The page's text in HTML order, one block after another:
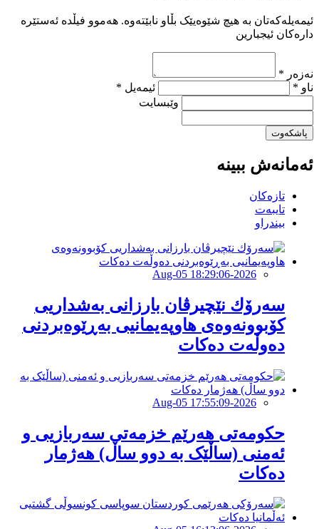
ئیمەیلەکەتان بە هیچ شێوەیێک بڵاو نابێتەوە. هەموو فیڵدە ئەستێرە
دارەکان ئیجبارین
نەزەر *
ناو *
ئیمەیل *
وێبسایت
پاشکەوت
ئەمانەش ببینە
تازەکان
تایبەت
بیندراو
2026-Aug-05 18:29:06
سەرۆك نێچیرڤان بارزانی بەشداریی
كۆبوونەوەی هاوپەیمانیی بەڕێوەبردنی
دەوڵەت دەكات
2026-Aug-05 17:55:09
حكومەتی هەرێم خزمەتی سەربازیی و
ئەمنی (ساڵێک بە دوو ساڵ) هەژمار
دەكات